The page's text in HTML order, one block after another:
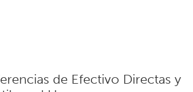
de Efectivo Directas y